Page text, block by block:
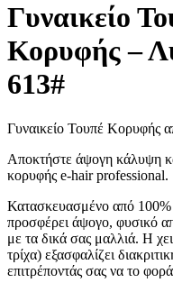
Γυναικείο
Κορυφής –
613#
Γυναικείο Τουπέ Κορυφής
Αποκτήστε άψογη κάλυψη
κορυφής e-hair professional.
Κατασκευασμένο από 100%
προσφέρει άψογο, φυσικό
με τα δικά σας μαλλιά. Η
τρίχα) εξασφαλίζει
επιτρέποντάς σας να το